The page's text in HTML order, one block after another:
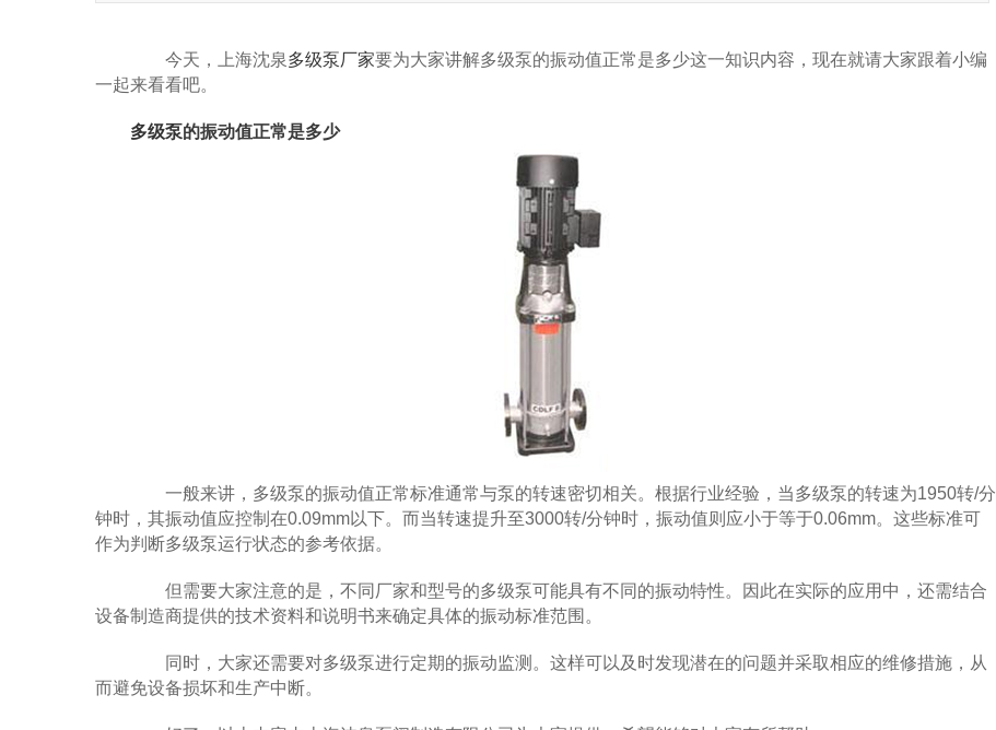
今天，上海沈泉多级泵厂家要为大家讲解多级泵的振动值正常是多少这一知识内容，现在就请大家跟着小编
一起来看看吧。
多级泵的振动值正常是多少
一般来讲，多级泵的振动值正常标准通常与泵的转速密切相关。根据行业经验，当多级泵的转速为1950转/分
钟时，其振动值应控制在0.09mm以下。而当转速提升至3000转/分钟时，振动值则应小于等于0.06mm。这些标准可
作为判断多级泵运行状态的参考依据。
但需要大家注意的是，不同厂家和型号的多级泵可能具有不同的振动特性。因此在实际的应用中，还需结合
设备制造商提供的技术资料和说明书来确定具体的振动标准范围。
同时，大家还需要对多级泵进行定期的振动监测。这样可以及时发现潜在的问题并采取相应的维修措施，从
而避免设备损坏和生产中断。